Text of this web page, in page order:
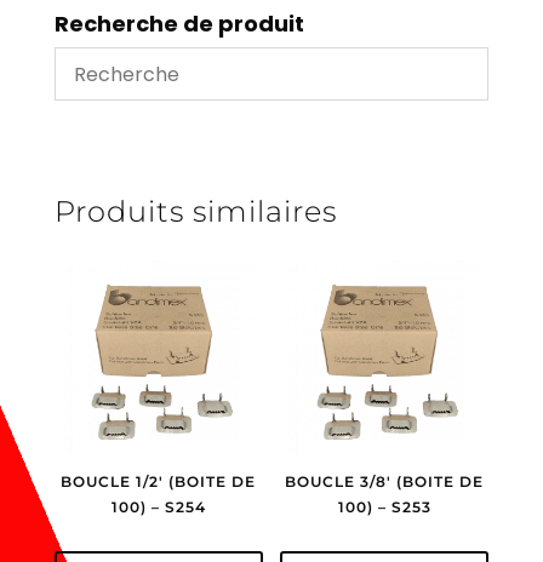
joint
diam
40
-
Recherche de produit
Produits similaires
BOUCLE 1/2′ (BOITE DE
100) – S254
BOUCLE 3/8′ (BOITE DE
100) – S253